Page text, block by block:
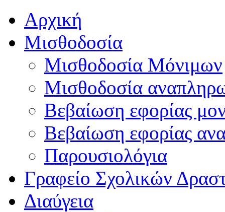
Αρχική
Μισθοδοσία
Μισθοδοσία Μόνιμων
Μισθοδοσία
Βεβαίωση εφορίας
Βεβαίωση εφορίας
Παρουσιολόγια
Γραφείο Σχολικών
Διαύγεια